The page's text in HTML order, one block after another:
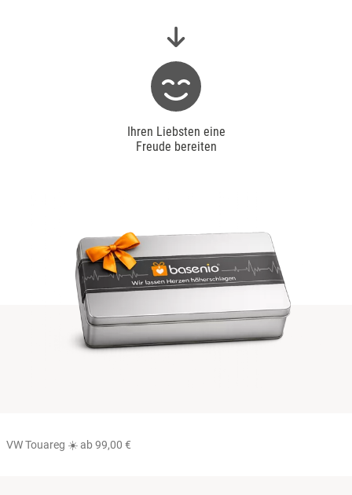
Ihren Liebsten eine
Freude bereiten
VW Touareg ☀️ ab 99,00 €